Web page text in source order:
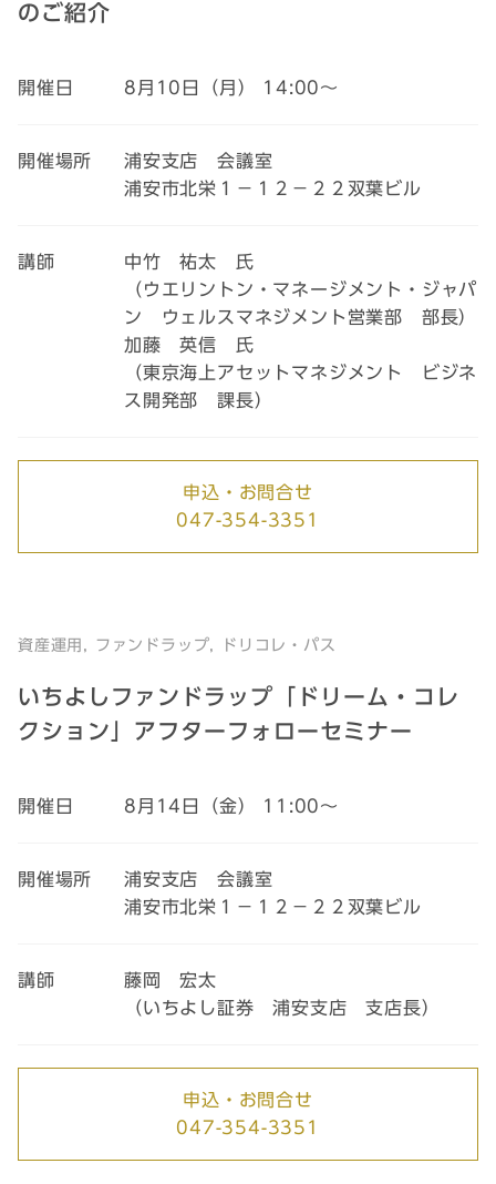
のご紹介
開催日 8月10日（月） 14:00～
開催場所
浦安支店 会議室
浦安市北栄１－１２－２２双葉ビル
講師
中竹 祐太 氏
（ウエリントン・マネージメント・ジャパ
ン ウェルスマネジメント営業部 部長）
加藤 英信 氏
（東京海上アセットマネジメント ビジネ
ス開発部 課長）
申込・お問合せ
047-354-3351
資産運用, ファンドラップ, ドリコレ・パス
いちよしファンドラップ「ドリーム・コレ
クション」アフターフォローセミナー
開催日 8月14日（金） 11:00～
開催場所
浦安支店 会議室
浦安市北栄１－１２－２２双葉ビル
講師
藤岡 宏太
（いちよし証券 浦安支店 支店長）
申込・お問合せ
047-354-3351